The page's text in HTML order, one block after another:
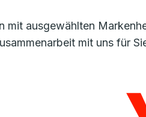
mit ausgewählten
mit uns für